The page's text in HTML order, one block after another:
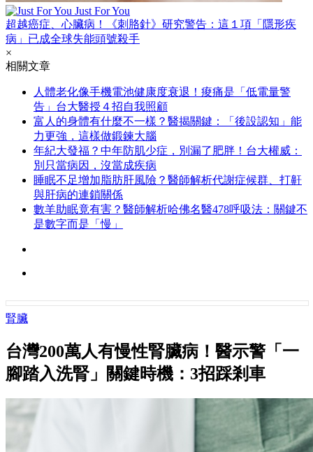
Just For You
超越癌症、心臟病！《刺胳針》研究警告：這１項「隱形疾
病」已成全球失能頭號殺手
×
相關文章
人體老化像手機電池健康度衰退！痠痛是「低電量警
告」台大醫授４招自我照顧
富人的身體有什麼不一樣？醫揭關鍵：「後設認知」能
力更強，這樣做鍛鍊大腦
年紀大發福？中年防肌少症，別漏了肥胖！台大權威：
別只當病因，沒當成疾病
睡眠不足增加脂肪肝風險？醫師解析代謝症候群、打鼾
與肝病的連鎖關係
數羊助眠竟有害？醫師解析哈佛名醫478呼吸法：關鍵不
是數字而是「慢」
腎臟
台灣200萬人有慢性腎臟病！醫示警「一
腳踏入洗腎」關鍵時機：3招踩剎車